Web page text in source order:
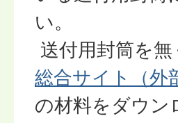
い。
送付用封筒を無
総合サイト（外
の材料をダウン